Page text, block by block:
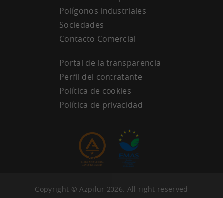
Polígonos industriales
Sociedades
Contacto Comercial
Portal de la transparencia
Perfil del contratante
Política de cookies
Política de privacidad
Copyright © Azpilur 2026. All right reserved